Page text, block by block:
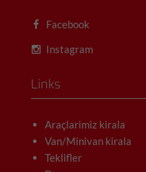
Facebook
Instagram
Links
Araçlarimiz kirala
Van/Minivan kirala
Teklifler